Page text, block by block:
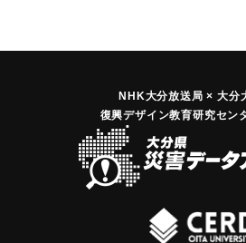
NHK大分放送局 × 大分
復興デザイン教育研究セン